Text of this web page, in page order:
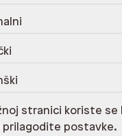
cinka,podstava 100%
stranici koriste
prilagodite postavke.